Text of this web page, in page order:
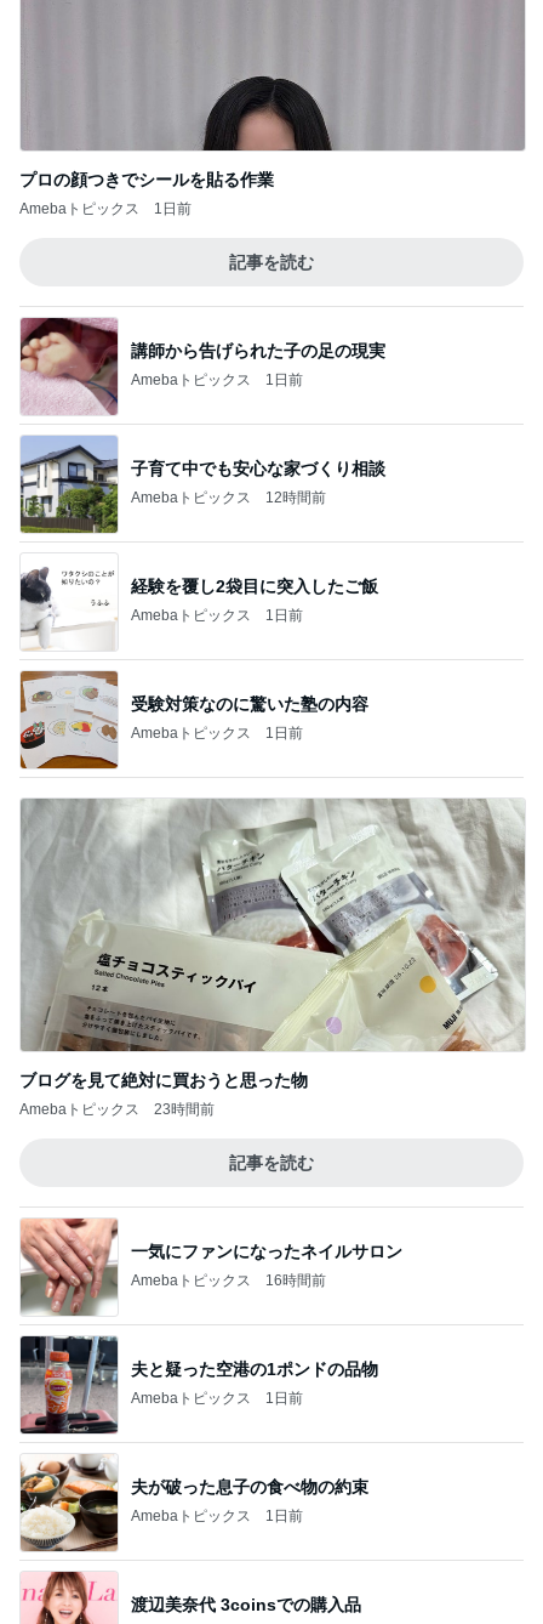
プロの顔つきでシールを貼る作業
Amebaトピックス 1日前
記事を読む
講師から告げられた子の足の現実
Amebaトピックス 1日前
子育て中でも安心な家づくり相談
Amebaトピックス 12時間前
経験を覆し2袋目に突入したご飯
Amebaトピックス 1日前
受験対策なのに驚いた塾の内容
Amebaトピックス 1日前
ブログを見て絶対に買おうと思った物
Amebaトピックス 23時間前
記事を読む
一気にファンになったネイルサロン
Amebaトピックス 16時間前
夫と疑った空港の1ポンドの品物
Amebaトピックス 1日前
夫が破った息子の食べ物の約束
Amebaトピックス 1日前
渡辺美奈代 3coinsでの購入品